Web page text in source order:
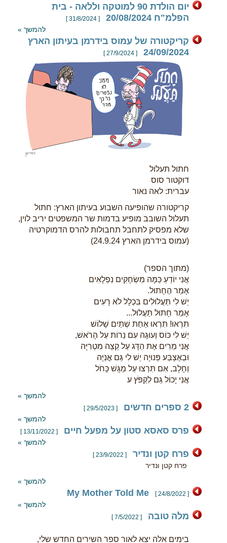
יום הולדת 90 למוטקה וללאה - בית
הפלמ"ח 20/08/2024
[ 31/8/2024 ]
להמשך »
קריקטורה של עמוס בידרמן בעיתון הארץ
24/09/2024
[ 27/9/2024 ]
חתול תעלול
דוקטור סוס
עברית: לאה נאור
קריקטורה שהופיעה השבוע בעיתון הארץ: חתול
תעלול השובב מופיע בדמות שר המשפטים יריב לוין,
שלא מפסיק לתחבל תחבולות להרס הדמוקרטיה
(עמוס בידרמן הארץ 24.9.24)
(מתוך הספר)
אֲנִי יוֹדֵעַ כַּמָּה מִשְׂחָקִים נִפְלָאִים
אָמַר הֶחָתוּל.
יֵשׁ לִי תַּעֲלוּלִים בִּכְלָל לֹא רָעִים
אָמַר חָתוּל תַּעֲלוּל...
תִּרְאוּ! תִּרְאוּ אַחַת שְׁתַּיִם שָׁלוֹשׁ
יֵשׁ לִי כּוֹס וְעוּגָה עִם נֵרוֹת עַל הָרֹאשׁ,
אֲנִי מֵרִים אֶת הַדָּג עַל קְצֵה מִטְרִיָּה
וּבְאֶצְבַּע פְּנוּיָה יֵשׁ לִי גַּם אֳנִיָּה
וְחָלָב, אִם תִּרְצוּ עַל מַגָּשׁ כָּחֹל
אֲנִי יָכוֹל גַּם לִקְפֹּץ ע
להמשך »
2 ספרים חדשים [ 29/5/2023 ]
להמשך »
פרס סאסא סטון על מפעל חיים [ 13/11/2022 ]
להמשך »
פרח קטן ונדיר [ 23/9/2022 ]
פרח קטן ונדיר
להמשך »
My Mother Told Me [ 24/8/2022 ]
להמשך »
מלה טובה [ 7/5/2022 ]
בימים אלה יצא לאור ספר השירים החדש שלי,